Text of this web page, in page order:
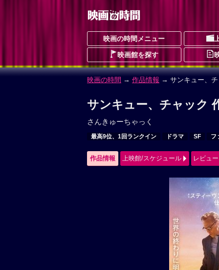
映画の時間メニュー
映画館を探す
映画の時間 → 作品情報 → サンキュー、チ
サンキュー、チャック
さんきゅーちゃっく
最高9位、1回ランクイン ドラマ SF フ
作品情報 上映館/スケジュール レビュー